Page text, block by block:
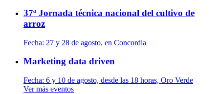
37ª Jornada técnica nacional del cultivo de
arroz
Fecha: 27 y 28 de agosto, en Concordia
Marketing data driven
Fecha: 6 y 10 de agosto, desde las 18 horas, Oro Verde
Ver más eventos